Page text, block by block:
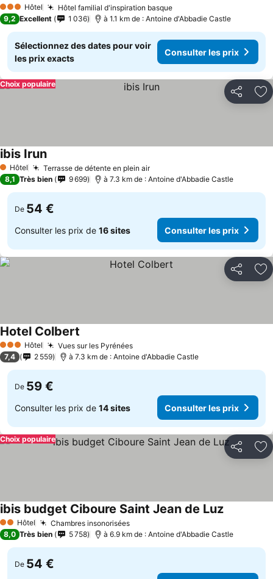
3 ÉtoilesHôtel Hôtel familial d'inspiration basque
9,2 Excellent 1 036 à 1.1 km de : Antoine d'Abbadie Castle
Sélectionnez des dates pour voir
les prix exacts
Consulter les prix
Partager
Choix populaire
1 Étoiles
Hôtel Terrasse de détente en plein air
ibis Irun
8,1 Très bien 9 699 à 7.3 km de : Antoine d'Abbadie Castle
De 54 €
Consulter les prix de 16 sites Consulter les prix
Partager
3 ÉtoilesHôtel Vues sur les Pyrénées
Hotel Colbert
7,4 2 559 à 7.3 km de : Antoine d'Abbadie Castle
De 59 €
Consulter les prix de 14 sites Consulter les prix
Partager
Choix populaire
2 Étoiles
Hôtel Chambres insonorisées
ibis budget Ciboure Saint Jean de Luz
8,0 Très bien 5 758 à 6.9 km de : Antoine d'Abbadie Castle
De 54 €